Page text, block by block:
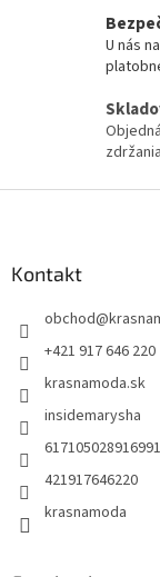
U nás
Kontakt
obchod@
+421 917 646 220
krasnamoda.sk
insidemarysha
617105028916991
421917646220
krasnamoda